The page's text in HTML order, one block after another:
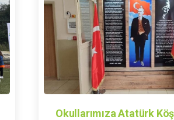
Okullarımıza Atatürk